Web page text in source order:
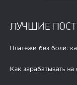
ЛУЧШИЕ
Платежи без боли:
Как зарабатывать